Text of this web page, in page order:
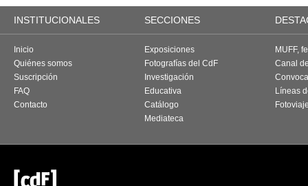
INSTITUCIONALES SECCIONES
Inicio
Quiénes somos
Suscripción
FAQ
Contacto
Exposiciones
Fotografías del CdF
Investigación
Educativa
Catálogo
Mediateca
MUFF,
Canal
Líneas